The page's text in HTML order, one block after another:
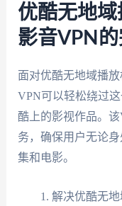
优酷无地
影音VPN
面对优酷无地域播
VPN可以轻松绕过
酷上的影视作品。
务，确保用户无论
集和电影。
解决优酷无地